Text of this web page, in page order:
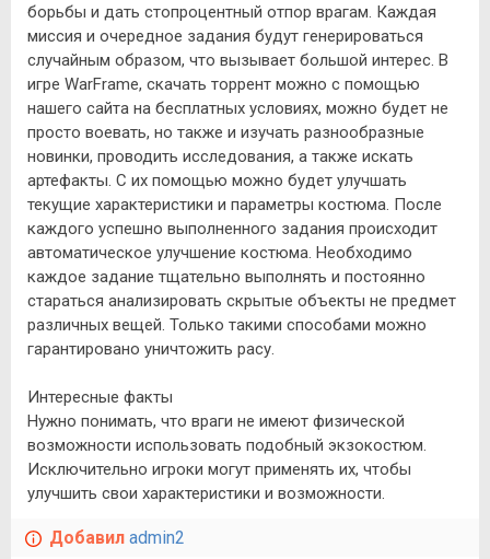
борьбы и дать стопроцентный отпор врагам. Каждая
миссия и очередное задания будут генерироваться
случайным образом, что вызывает большой интерес. В
игре WarFrame, скачать торрент можно с помощью
нашего сайта на бесплатных условиях, можно будет не
просто воевать, но также и изучать разнообразные
новинки, проводить исследования, а также искать
артефакты. С их помощью можно будет улучшать
текущие характеристики и параметры костюма. После
каждого успешно выполненного задания происходит
автоматическое улучшение костюма. Необходимо
каждое задание тщательно выполнять и постоянно
стараться анализировать скрытые объекты не предмет
различных вещей. Только такими способами можно
гарантировано уничтожить расу.
Интересные факты
Нужно понимать, что враги не имеют физической
возможности использовать подобный экзокостюм.
Исключительно игроки могут применять их, чтобы
улучшить свои характеристики и возможности.
Добавил admin2